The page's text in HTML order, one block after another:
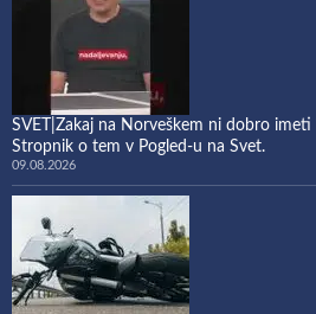
SVET|Zakaj na Norveškem ni dobro imeti
Stropnik o tem v Pogled-u na Svet.
09.08.2026